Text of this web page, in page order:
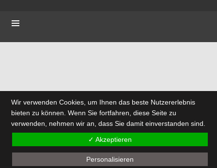
Wir verwenden Cookies, um Ihnen das beste Nutzererlebnis
bieten zu können. Wenn Sie fortfahren, diese Seite zu
verwenden, nehmen wir an, dass Sie damit einverstanden sind.
✓ Akzeptieren
Personalisieren